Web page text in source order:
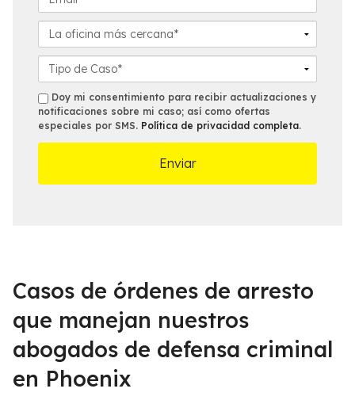
d
*
f
n
*
m
a
l
a
o
i
c
i
n
a
a
*
e
t
a
l
l
s
o
s
m
s
Doy mi consentimiento para recibir actualizaciones y
notificaciones sobre mi caso; así como ofertas
especiales por SMS. Política de privacidad completa.
Casos de órdenes de arresto
que manejan nuestros
abogados de defensa criminal
en Phoenix